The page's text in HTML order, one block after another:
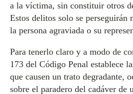
a la víctima, sin constituir otros
Estos delitos solo se perseguirán
la persona agraviada o su
Para tenerlo claro y a modo de
173 del Código Penal establece
que causen un trato degradante,
sobre el paradero del cadáver de